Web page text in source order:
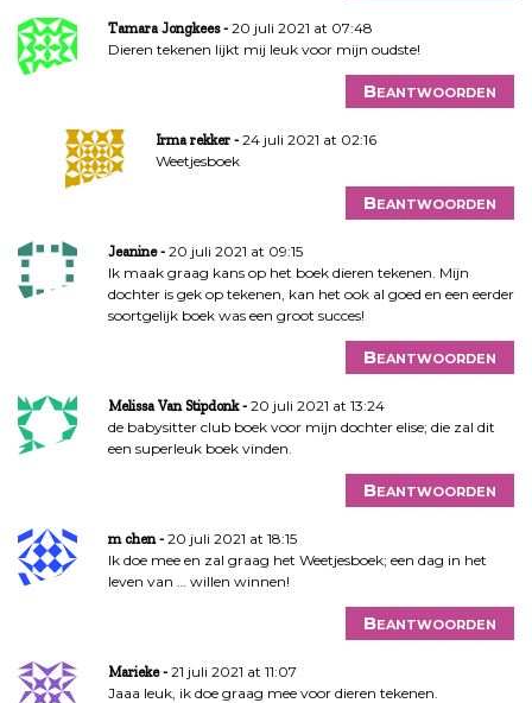
Tamara Jongkees
20 juli 2021 at 07:48
Dieren tekenen lijkt mij leuk voor mijn oudste!
Beantwoorden
Irma rekker
24 juli 2021 at 02:16
Weetjesboek
Beantwoorden
Jeanine
20 juli 2021 at 09:15
Ik maak graag kans op het boek dieren tekenen. Mijn
dochter is gek op tekenen, kan het ook al goed en een eerder
soortgelijk boek was een groot succes!
Beantwoorden
Melissa Van Stipdonk
20 juli 2021 at 13:24
de babysitter club boek voor mijn dochter elise; die zal dit
een superleuk boek vinden.
Beantwoorden
m chen
20 juli 2021 at 18:15
Ik doe mee en zal graag het Weetjesboek; een dag in het
leven van … willen winnen!
Beantwoorden
Marieke
21 juli 2021 at 11:07
Jaaa leuk, ik doe graag mee voor dieren tekenen.